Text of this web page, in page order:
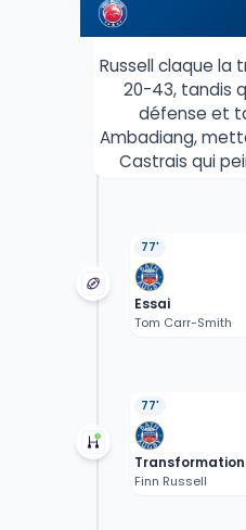
Russell claque la
20-43, tandis
défense et
Ambadiang,
Castrais qui
77'
Essai
Tom Carr-Smith
77'
Transformation
Finn Russell